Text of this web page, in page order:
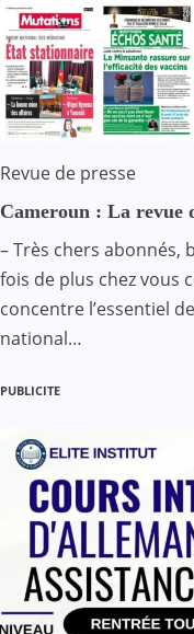
Revue de presse
Cameroun : La revue
– Très chers abonnés,
fois de plus chez vous
concentre l’essentiel
national…
PUBLICITE